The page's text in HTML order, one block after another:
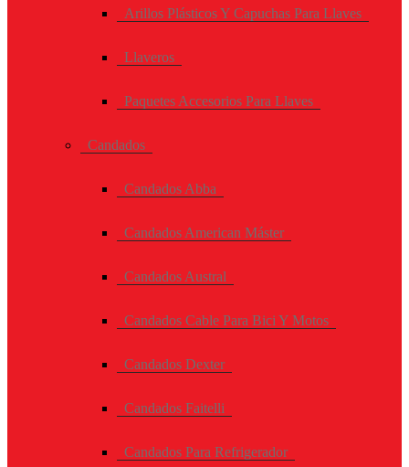
Arillos Plásticos Y Capuchas Para Llaves
Llaveros
Paquetes Accesorios Para Llaves
Candados
Candados Abba
Candados American Máster
Candados Austral
Candados Cable Para Bici Y Motos
Candados Dexter
Candados Faitelli
Candados Para Refrigerador